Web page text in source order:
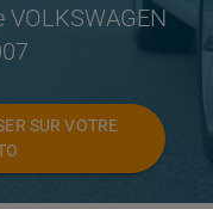
SUR VOTRE